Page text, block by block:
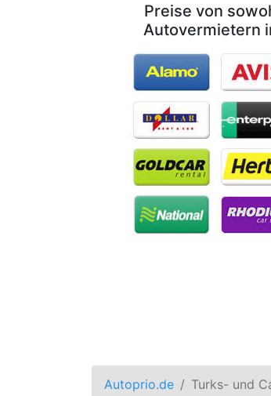
Preise von
Autovermietern
Autoprio.de Turks- und